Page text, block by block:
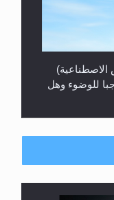
الاصطناعية)
للوضوء وهل